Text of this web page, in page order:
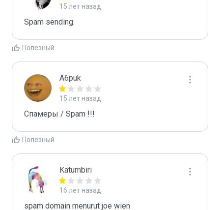
15 лет назад
Spam sending.
Полезный
A6puk
15 лет назад
Спамеры / Spam !!!
Полезный
Katumbiri
16 лет назад
spam domain menurut joe wien